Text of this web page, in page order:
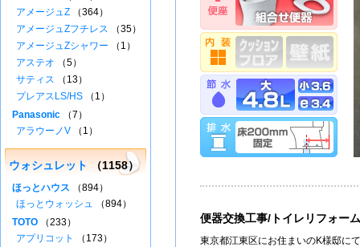
便器交換工事/トイレリフォーム
東京都江東区にお住まいのK様邸に
アメージュZ （364）
アメージュZフチレス （35）
アメージュZシャワー （1）
アステオ （5）
サティス （13）
プレアスLS/HS （1）
Panasonic （7）
アラウーノV （1）
ウォシュレット （1158）
ほっとハウス （894）
ほっとウォッシュ （894）
TOTO （233）
アプリコット
（173）